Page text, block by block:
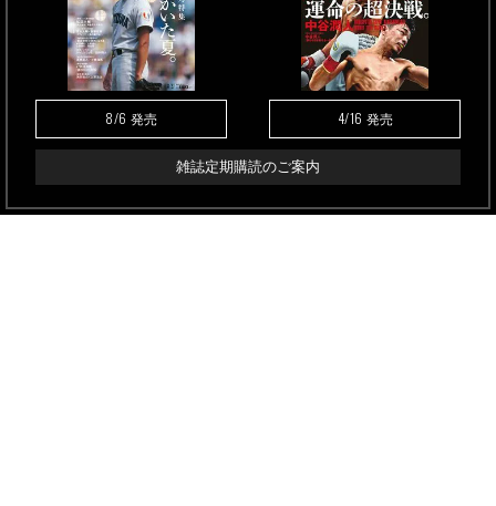
8/6 発売 4/16 発売
雑誌定期購読のご案内